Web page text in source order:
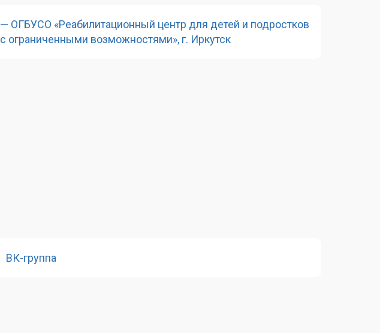
— ОГБУСО «Реабилитационный центр для детей и подростков
с ограниченными возможностями», г. Иркутск
ВК-группа